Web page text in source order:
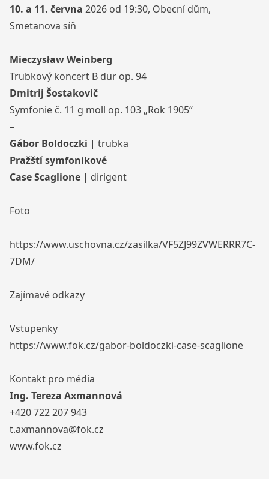
10. a 11. června 2026 od 19:30, Obecní dům,
Smetanova síň
Mieczysław Weinberg
Trubkový koncert B dur op. 94
Dmitrij Šostakovič
Symfonie č. 11 g moll op. 103 „Rok 1905“
–
Gábor Boldoczki | trubka
Pražští symfonikové
Case Scaglione | dirigent
Foto
https://www.uschovna.cz/zasilka/VF5ZJ99ZVWERRR7C-
7DM/
Zajímavé odkazy
Vstupenky
https://www.fok.cz/gabor-boldoczki-case-scaglione
Kontakt pro média
Ing. Tereza Axmannová
+420 722 207 943
t.axmannova@fok.cz
www.fok.cz